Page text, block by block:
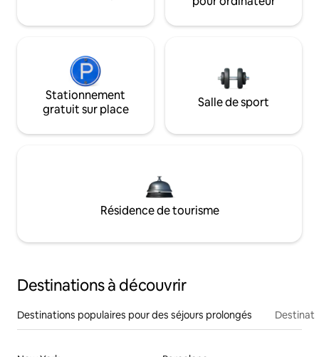
Stationnement
gratuit sur place
Salle de sport
Résidence de tourisme
Destinations à découvrir
Destinations populaires pour des séjours prolongés